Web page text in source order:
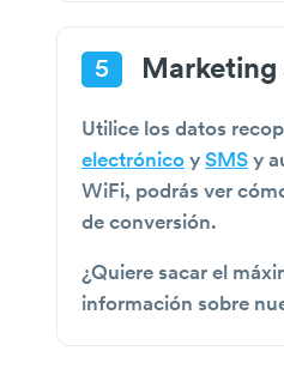
5
Utilice los datos
electrónico y SMS y
WiFi, podrás ver
de conversión.
¿Quiere sacar el
información sobre